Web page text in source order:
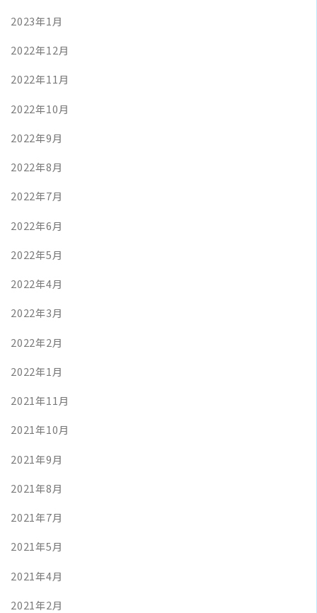
2023年1月
2022年12月
2022年11月
2022年10月
2022年9月
2022年8月
2022年7月
2022年6月
2022年5月
2022年4月
2022年3月
2022年2月
2022年1月
2021年11月
2021年10月
2021年9月
2021年8月
2021年7月
2021年5月
2021年4月
2021年2月